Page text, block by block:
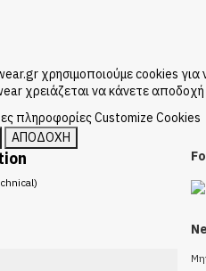
χρησιμοποιούμε cookies για
χρειάζεται να κάνετε
πληροφορίεςCustomize Cookies
ΑΠΟΔΟΧΗ